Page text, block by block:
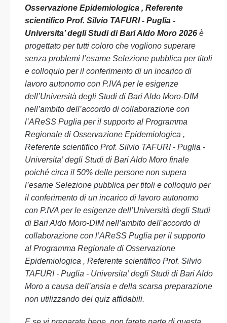
Osservazione Epidemiologica , Referente
scientifico Prof. Silvio TAFURI - Puglia -
Universita’ degli Studi di Bari Aldo Moro 2026 è
progettato per tutti coloro che vogliono superare
senza problemi l’esame Selezione pubblica per titoli
e colloquio per il conferimento di un incarico di
lavoro autonomo con P.IVA per le esigenze
dell’Università degli Studi di Bari Aldo Moro-DIM
nell’ambito dell’accordo di collaborazione con
l’AReSS Puglia per il supporto al Programma
Regionale di Osservazione Epidemiologica ,
Referente scientifico Prof. Silvio TAFURI - Puglia -
Universita’ degli Studi di Bari Aldo Moro finale
poiché circa il 50% delle persone non supera
l’esame Selezione pubblica per titoli e colloquio per
il conferimento di un incarico di lavoro autonomo
con P.IVA per le esigenze dell’Università degli Studi
di Bari Aldo Moro-DIM nell’ambito dell’accordo di
collaborazione con l’AReSS Puglia per il supporto
al Programma Regionale di Osservazione
Epidemiologica , Referente scientifico Prof. Silvio
TAFURI - Puglia - Universita’ degli Studi di Bari Aldo
Moro a causa dell’ansia e della scarsa preparazione
non utilizzando dei quiz affidabili.